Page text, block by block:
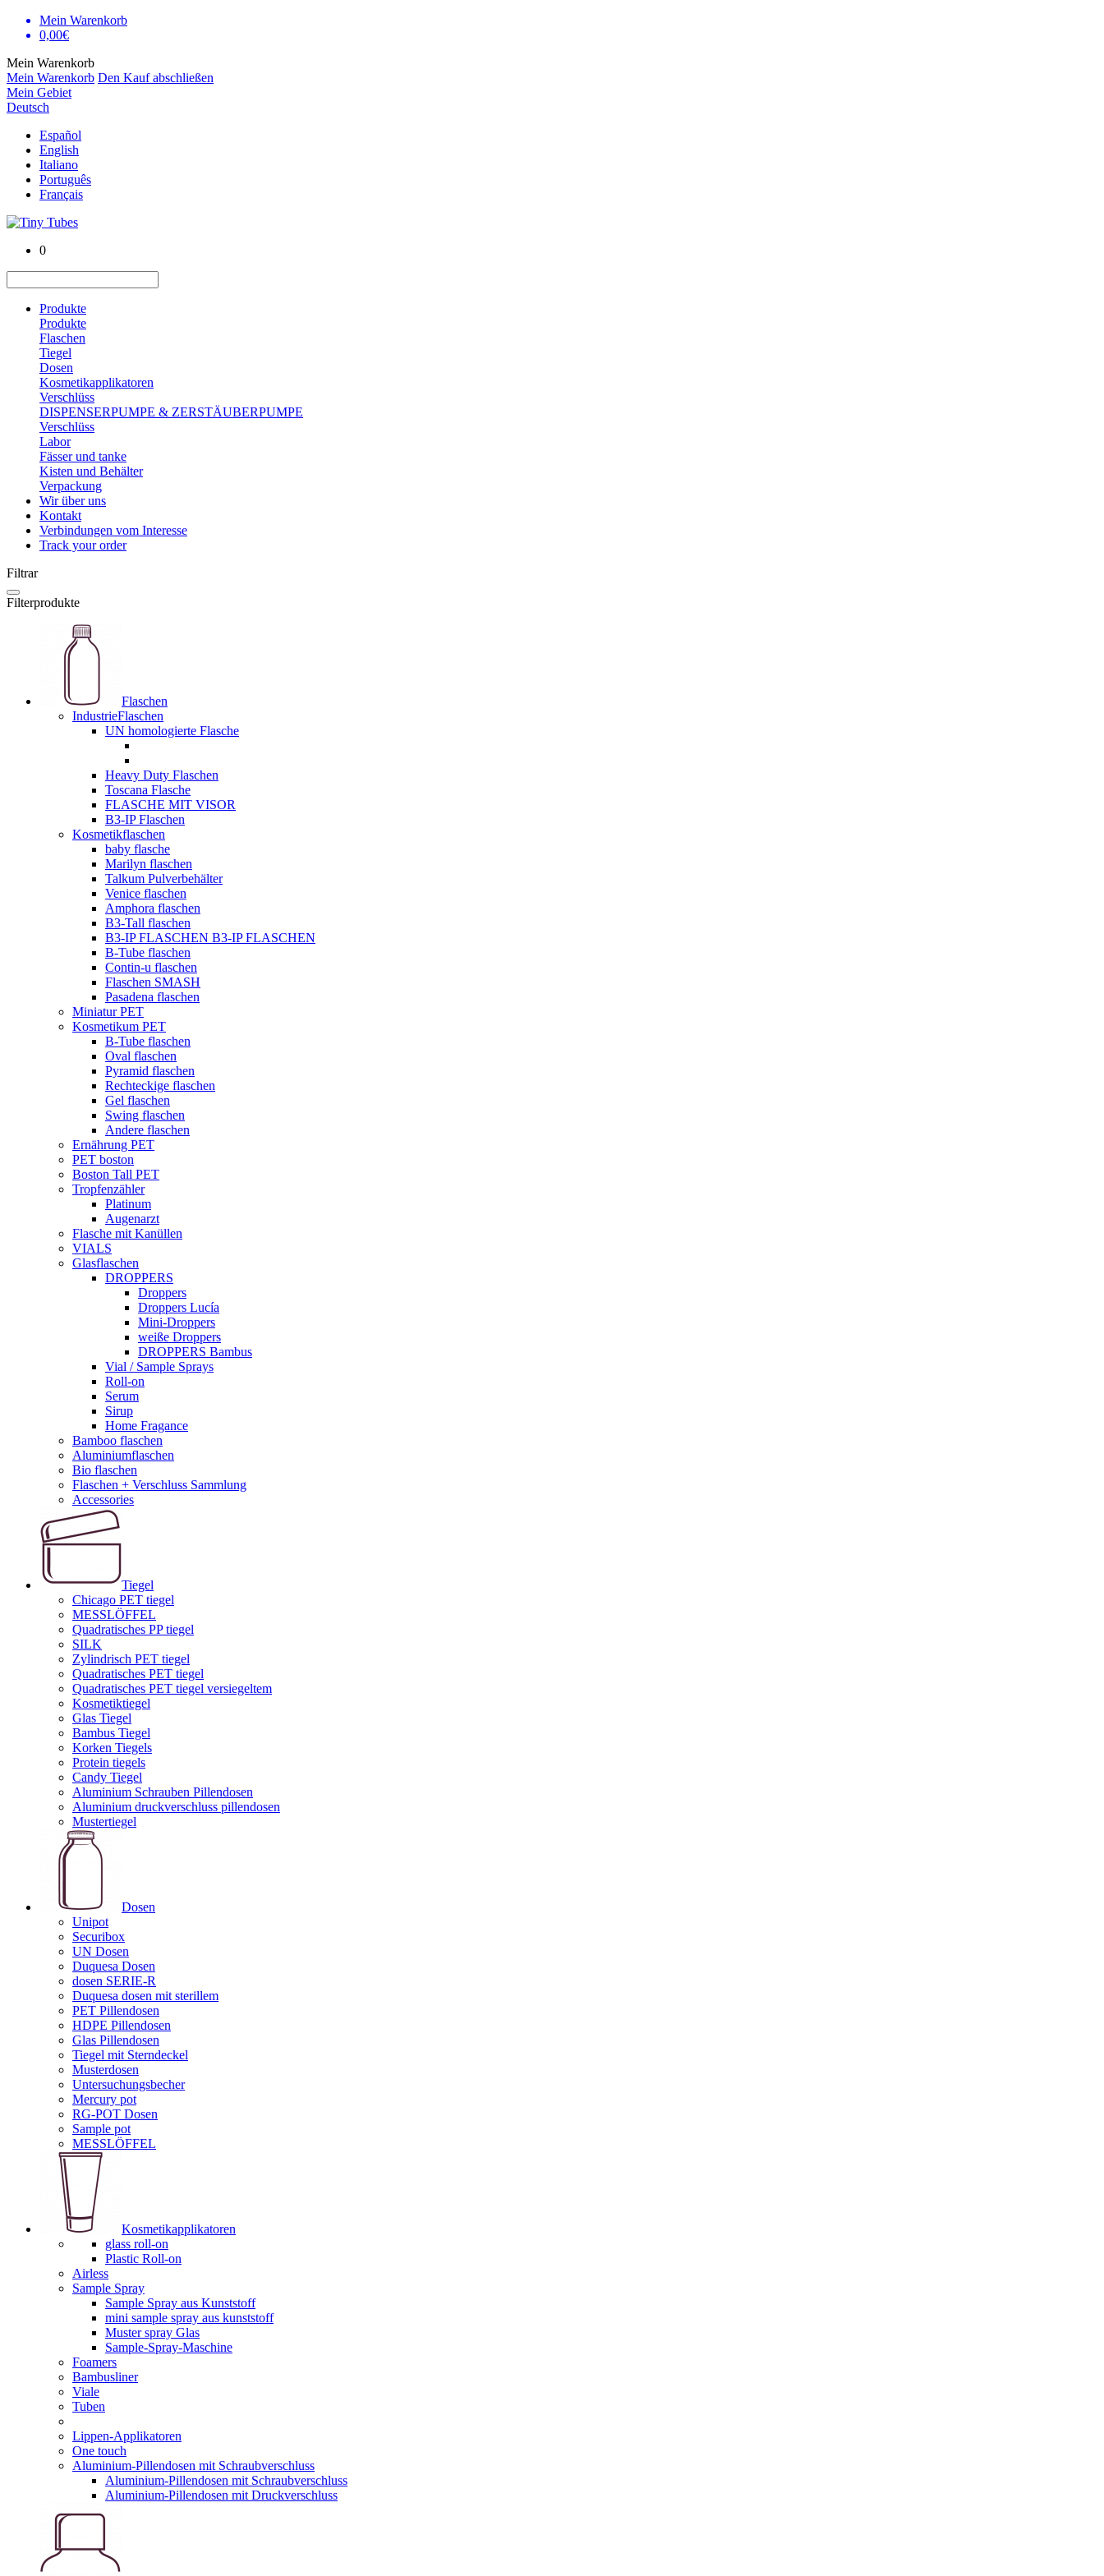
Mein Warenkorb
0,00€
Mein Warenkorb
Mein Warenkorb Den Kauf abschließen
Mein Gebiet
Deutsch
Español
English
Italiano
Português
Français
0
Produkte
Produkte
Flaschen
Tiegel
Dosen
Kosmetikapplikatoren
Verschlüss
DISPENSERPUMPE & ZERSTÄUBERPUMPE
Verschlüss
Labor
Fässer und tanke
Kisten und Behälter
Verpackung
Wir über uns
Kontakt
Verbindungen vom Interesse
Track your order
Filtrar
Filterprodukte
Flaschen
IndustrieFlaschen
UN homologierte Flasche
Heavy Duty Flaschen
Toscana Flasche
FLASCHE MIT VISOR
B3-IP Flaschen
Kosmetikflaschen
baby flasche
Marilyn flaschen
Talkum Pulverbehälter
Venice flaschen
Amphora flaschen
B3-Tall flaschen
B3-IP FLASCHEN B3-IP FLASCHEN
B-Tube flaschen
Contin-u flaschen
Flaschen SMASH
Pasadena flaschen
Miniatur PET
Kosmetikum PET
B-Tube flaschen
Oval flaschen
Pyramid flaschen
Rechteckige flaschen
Gel flaschen
Swing flaschen
Andere flaschen
Ernährung PET
PET boston
Boston Tall PET
Tropfenzähler
Platinum
Augenarzt
Flasche mit Kanüllen
VIALS
Glasflaschen
DROPPERS
Droppers
Droppers Lucía
Mini-Droppers
weiße Droppers
DROPPERS Bambus
Vial / Sample Sprays
Roll-on
Serum
Sirup
Home Fragance
Bamboo flaschen
Aluminiumflaschen
Bio flaschen
Flaschen + Verschluss Sammlung
Accessories
Tiegel
Chicago PET tiegel
MESSLÖFFEL
Quadratisches PP tiegel
SILK
Zylindrisch PET tiegel
Quadratisches PET tiegel
Quadratisches PET tiegel versiegeltem
Kosmetiktiegel
Glas Tiegel
Bambus Tiegel
Korken Tiegels
Protein tiegels
Candy Tiegel
Aluminium Schrauben Pillendosen
Aluminium druckverschluss pillendosen
Mustertiegel
Dosen
Unipot
Securibox
UN Dosen
Duquesa Dosen
dosen SERIE-R
Duquesa dosen mit sterillem
PET Pillendosen
HDPE Pillendosen
Glas Pillendosen
Tiegel mit Sterndeckel
Musterdosen
Untersuchungsbecher
Mercury pot
RG-POT Dosen
Sample pot
MESSLÖFFEL
Kosmetikapplikatoren
glass roll-on
Plastic Roll-on
Airless
Sample Spray
Sample Spray aus Kunststoff
mini sample spray aus kunststoff
Muster spray Glas
Sample-Spray-Maschine
Foamers
Bambusliner
Viale
Tuben
Lippen-Applikatoren
One touch
Aluminium-Pillendosen mit Schraubverschluss
Aluminium-Pillendosen mit Schraubverschluss
Aluminium-Pillendosen mit Druckverschluss